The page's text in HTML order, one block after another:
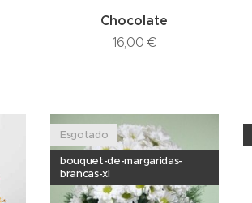
Chocolate
16,00 €
Esgotado
bouquet-de-margaridas-
brancas-xl